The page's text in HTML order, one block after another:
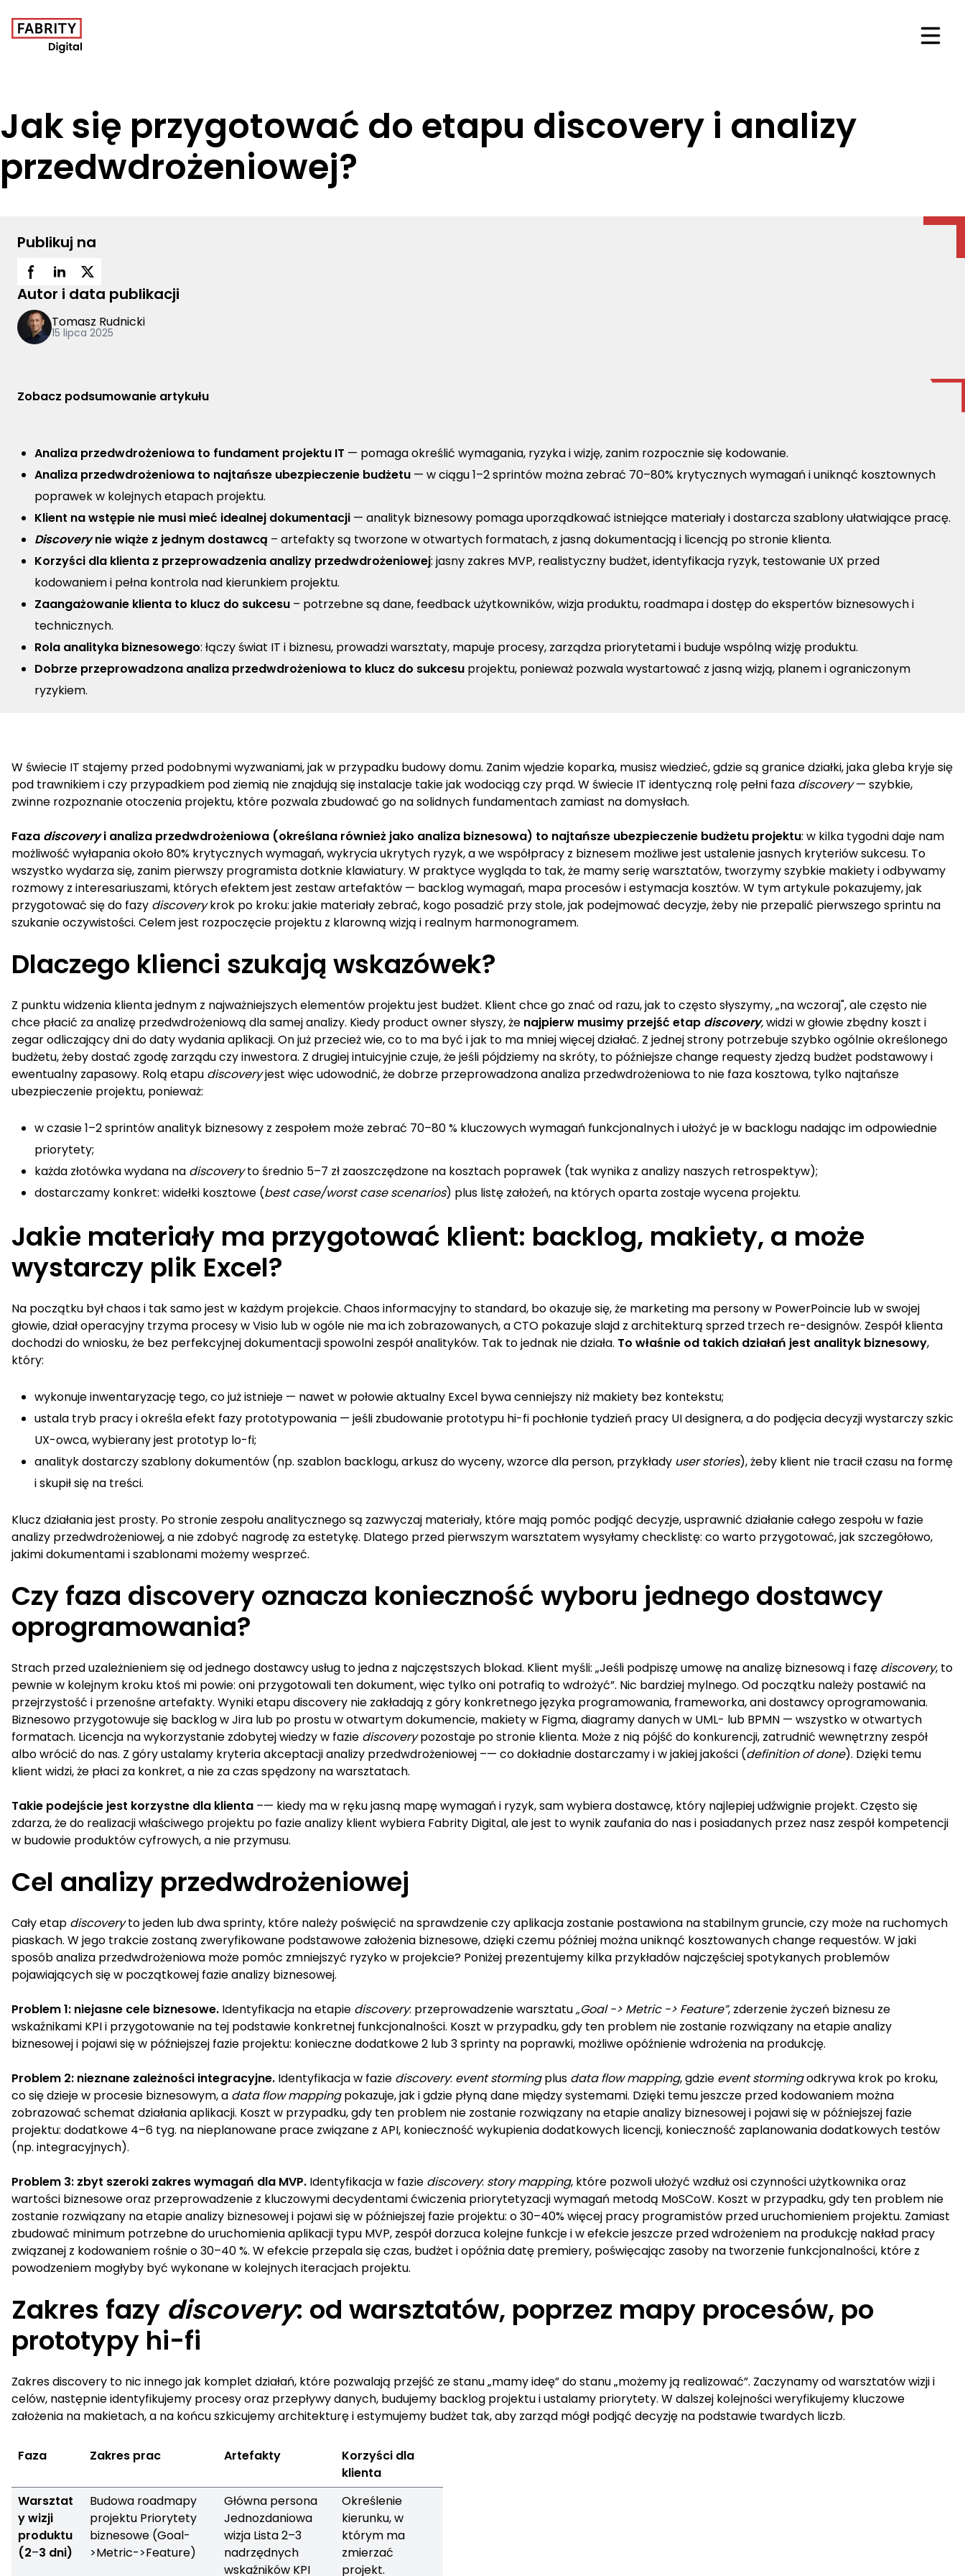
Jak się przygotować do etapu discovery i analizy
przedwdrożeniowej?
Publikuj na
Autor i data publikacji
Tomasz Rudnicki
15 lipca 2025
Zobacz podsumowanie artykułu
Analiza przedwdrożeniowa to fundament projektu IT — pomaga określić wymagania, ryzyka i wizję, zanim rozpocznie się kodowanie.
Analiza przedwdrożeniowa to najtańsze ubezpieczenie budżetu — w ciągu 1–2 sprintów można zebrać 70–80% krytycznych wymagań i uniknąć kosztownych
poprawek w kolejnych etapach projektu.
Klient na wstępie nie musi mieć idealnej dokumentacji — analityk biznesowy pomaga uporządkować istniejące materiały i dostarcza szablony ułatwiające pracę.
Discoverynie wiąże z jednym dostawcą – artefakty są tworzone w otwartych formatach, z jasną dokumentacją i licencją po stronie klienta.
Korzyści dla klienta z przeprowadzenia analizy przedwdrożeniowej: jasny zakres MVP, realistyczny budżet, identyfikacja ryzyk, testowanie UX przed
kodowaniem i pełna kontrola nad kierunkiem projektu.
Zaangażowanie klienta to klucz do sukcesu – potrzebne są dane, feedback użytkowników, wizja produktu, roadmapa i dostęp do ekspertów biznesowych i
technicznych.
Rola analityka biznesowego: łączy świat IT i biznesu, prowadzi warsztaty, mapuje procesy, zarządza priorytetami i buduje wspólną wizję produktu.
Dobrze przeprowadzona analiza przedwdrożeniowa to klucz do sukcesu projektu, ponieważ pozwala wystartować z jasną wizją, planem i ograniczonym
ryzykiem.
W świecie IT stajemy przed podobnymi wyzwaniami, jak w przypadku budowy domu. Zanim wjedzie koparka, musisz wiedzieć, gdzie są granice działki, jaka gleba kryje się
pod trawnikiem i czy przypadkiem pod ziemią nie znajdują się instalacje takie jak wodociąg czy prąd. W świecie IT identyczną rolę pełni faza discovery— szybkie,
zwinne rozpoznanie otoczenia projektu, które pozwala zbudować go na solidnych fundamentach zamiast na domysłach.
Faza discoveryi analiza przedwdrożeniowa (określana również jako analiza biznesowa) to najtańsze ubezpieczenie budżetu projektu: w kilka tygodni daje nam
możliwość wyłapania około 80% krytycznych wymagań, wykrycia ukrytych ryzyk, a we współpracy z biznesem możliwe jest ustalenie jasnych kryteriów sukcesu. To
wszystko wydarza się, zanim pierwszy programista dotknie klawiatury. W praktyce wygląda to tak, że mamy serię warsztatów, tworzymy szybkie makiety i odbywamy
rozmowy z interesariuszami, których efektem jest zestaw artefaktów — backlog wymagań, mapa procesów i estymacja kosztów. W tym artykule pokazujemy, jak
przygotować się do fazy discoverykrok po kroku: jakie materiały zebrać, kogo posadzić przy stole, jak podejmować decyzje, żeby nie przepalić pierwszego sprintu na
szukanie oczywistości. Celem jest rozpoczęcie projektu z klarowną wizją i realnym harmonogramem.
Dlaczego klienci szukają wskazówek?
Z punktu widzenia klienta jednym z najważniejszych elementów projektu jest budżet. Klient chce go znać od razu, jak to często słyszymy, „na wczoraj", ale często nie
chce płacić za analizę przedwdrożeniową dla samej analizy. Kiedy product owner słyszy, że najpierw musimy przejść etap discovery,widzi w głowie zbędny koszt i
zegar odliczający dni do daty wydania aplikacji. On już przecież wie, co to ma być i jak to ma mniej więcej działać. Z jednej strony potrzebuje szybko ogólnie określonego
budżetu, żeby dostać zgodę zarządu czy inwestora. Z drugiej intuicyjnie czuje, że jeśli pójdziemy na skróty, to późniejsze change requesty zjedzą budżet podstawowy i
ewentualny zapasowy. Rolą etapu discoveryjest więc udowodnić, że dobrze przeprowadzona analiza przedwdrożeniowa to nie faza kosztowa, tylko najtańsze
ubezpieczenie projektu, ponieważ:
w czasie 1–2 sprintów analityk biznesowy z zespołem może zebrać 70–80 % kluczowych wymagań funkcjonalnych i ułożyć je w backlogu nadając im odpowiednie
priorytety;
każda złotówka wydana na discoveryto średnio 5–7 zł zaoszczędzone na kosztach poprawek (tak wynika z analizy naszych retrospektyw);
dostarczamy konkret: widełki kosztowe (best case/worst case scenarios) plus listę założeń, na których oparta zostaje wycena projektu.
Jakie materiały ma przygotować klient: backlog, makiety, a może
wystarczy plik Excel?
Na początku był chaos i tak samo jest w każdym projekcie. Chaos informacyjny to standard, bo okazuje się, że marketing ma persony w PowerPoincie lub w swojej
głowie, dział operacyjny trzyma procesy w Visio lub w ogóle nie ma ich zobrazowanych, a CTO pokazuje slajd z architekturą sprzed trzech re-designów. Zespół klienta
dochodzi do wniosku, że bez perfekcyjnej dokumentacji spowolni zespół analityków. Tak to jednak nie działa. To właśnie od takich działań jest analityk biznesowy,
który:
wykonuje inwentaryzację tego, co już istnieje — nawet w połowie aktualny Excel bywa cenniejszy niż makiety bez kontekstu;
ustala tryb pracy i określa efekt fazy prototypowania — jeśli zbudowanie prototypu hi-fi pochłonie tydzień pracy UI designera, a do podjęcia decyzji wystarczy szkic
UX-owca, wybierany jest prototyp lo-fi;
analityk dostarczy szablony dokumentów (np. szablon backlogu, arkusz do wyceny, wzorce dla person, przykłady user stories), żeby klient nie tracił czasu na formę
i skupił się na treści.
Klucz działania jest prosty. Po stronie zespołu analitycznego są zazwyczaj materiały, które mają pomóc podjąć decyzje, usprawnić działanie całego zespołu w fazie
analizy przedwdrożeniowej, a nie zdobyć nagrodę za estetykę. Dlatego przed pierwszym warsztatem wysyłamy checklistę: co warto przygotować, jak szczegółowo,
jakimi dokumentami i szablonami możemy wesprzeć.
Czy faza discovery oznacza konieczność wyboru jednego dostawcy
oprogramowania?
Strach przed uzależnieniem się od jednego dostawcy usług to jedna z najczęstszych blokad. Klient myśli: „Jeśli podpiszę umowę na analizę biznesową i fazę discovery, to
pewnie w kolejnym kroku ktoś mi powie: oni przygotowali ten dokument, więc tylko oni potrafią to wdrożyć”. Nic bardziej mylnego. Od początku należy postawić na
przejrzystość i przenośne artefakty. Wyniki etapu discovery nie zakładają z góry konkretnego języka programowania, frameworka, ani dostawcy oprogramowania.
Biznesowo przygotowuje się backlog w Jira lub po prostu w otwartym dokumencie, makiety w Figma, diagramy danych w UML- lub BPMN — wszystko w otwartych
formatach. Licencja na wykorzystanie zdobytej wiedzy w fazie discoverypozostaje po stronie klienta. Może z nią pójść do konkurencji, zatrudnić wewnętrzny zespół
albo wrócić do nas. Z góry ustalamy kryteria akceptacji analizy przedwdrożeniowej –— co dokładnie dostarczamy i w jakiej jakości (definition of done). Dzięki temu
klient widzi, że płaci za konkret, a nie za czas spędzony na warsztatach.
Takie podejście jest korzystne dla klienta –— kiedy ma w ręku jasną mapę wymagań i ryzyk, sam wybiera dostawcę, który najlepiej udźwignie projekt. Często się
zdarza, że do realizacji właściwego projektu po fazie analizy klient wybiera Fabrity Digital, ale jest to wynik zaufania do nas i posiadanych przez nasz zespół kompetencji
w budowie produktów cyfrowych, a nie przymusu.
Cel analizy przedwdrożeniowej
Cały etap discoveryto jeden lub dwa sprinty, które należy poświęcić na sprawdzenie czy aplikacja zostanie postawiona na stabilnym gruncie, czy może na ruchomych
piaskach. W jego trakcie zostaną zweryfikowane podstawowe założenia biznesowe, dzięki czemu później można uniknąć kosztowanych change requestów. W jaki
sposób analiza przedwdrożeniowa może pomóc zmniejszyć ryzyko w projekcie? Poniżej prezentujemy kilka przykładów najczęściej spotykanych problemów
pojawiających się w początkowej fazie analizy biznesowej.
Problem 1: niejasne cele biznesowe. Identyfikacja na etapie discovery: przeprowadzenie warsztatu„Goal -> Metric -> Feature”, zderzenie życzeń biznesu ze
wskaźnikami KPI i przygotowanie na tej podstawie konkretnej funkcjonalności. Koszt w przypadku, gdy ten problem nie zostanie rozwiązany na etapie analizy
biznesowej i pojawi się w późniejszej fazie projektu: konieczne dodatkowe 2 lub 3 sprinty na poprawki, możliwe opóźnienie wdrożenia na produkcję.
Problem 2: nieznane zależności integracyjne. Identyfikacja w fazie discovery: event stormingplus data flow mapping, gdzie event stormingodkrywa krok po kroku,
co się dzieje w procesie biznesowym, a data flow mappingpokazuje, jak i gdzie płyną dane między systemami. Dzięki temu jeszcze przed kodowaniem można
zobrazować schemat działania aplikacji. Koszt w przypadku, gdy ten problem nie zostanie rozwiązany na etapie analizy biznesowej i pojawi się w późniejszej fazie
projektu: dodatkowe 4–6 tyg. na nieplanowane prace związane z API, konieczność wykupienia dodatkowych licencji, konieczność zaplanowania dodatkowych testów
(np. integracyjnych).
Problem 3: zbyt szeroki zakres wymagań dla MVP. Identyfikacja w fazie discovery: story mapping, które pozwoli ułożyć wzdłuż osi czynności użytkownika oraz
wartości biznesowe oraz przeprowadzenie z kluczowymi decydentami ćwiczenia priorytetyzacji wymagań metodą MoSCoW. Koszt w przypadku, gdy ten problem nie
zostanie rozwiązany na etapie analizy biznesowej i pojawi się w późniejszej fazie projektu: o 30–40% więcej pracy programistów przed uruchomieniem projektu. Zamiast
zbudować minimum potrzebne do uruchomienia aplikacji typu MVP, zespół dorzuca kolejne funkcje i w efekcie jeszcze przed wdrożeniem na produkcję nakład pracy
związanej z kodowaniem rośnie o 30–40 %. W efekcie przepala się czas, budżet i opóźnia datę premiery, poświęcając zasoby na tworzenie funkcjonalności, które z
powodzeniem mogłyby być wykonane w kolejnych iteracjach projektu.
Zakres fazy discovery: od warsztatów, poprzez mapy procesów, po
prototypy hi-fi
Zakres discovery to nic innego jak komplet działań, które pozwalają przejść ze stanu „mamy ideę” do stanu „możemy ją realizować”. Zaczynamy od warsztatów wizji i
celów, następnie identyfikujemy procesy oraz przepływy danych, budujemy backlog projektu i ustalamy priorytety. W dalszej kolejności weryfikujemy kluczowe
założenia na makietach, a na końcu szkicujemy architekturę i estymujemy budżet tak, aby zarząd mógł podjąć decyzję na podstawie twardych liczb.
Faza Zakres prac Artefakty
Korzyści dla
klienta
Warsztat
y wizji
produktu
(2–3 dni)
Budowa roadmapy
projektu Priorytety
biznesowe (Goal-
>Metric->Feature)
Główna persona
Jednozdaniowa
wizja Lista 2–3
nadrzędnych
wskaźników KPI
Określenie
kierunku, w
którym ma
zmierzać
projekt.